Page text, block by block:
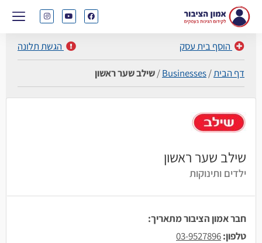
הוסף בית עסק הגשת תלונה
דף הבית/
Businesses
/שילב שער ראשון
שילב שער ראשון
ילדים ותינוקות
חבר אמון הציבור מתאריך:
טלפון:03-9527896